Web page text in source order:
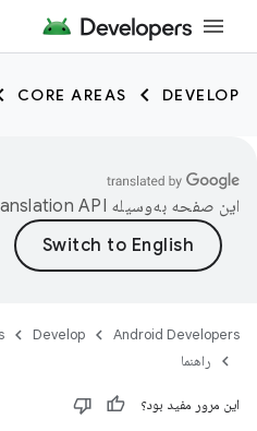
DEVELOP
CORE AREAS
این صفحه به‌وسیله
Android Developers
Develop
راهنما
این مرور مفید بود؟